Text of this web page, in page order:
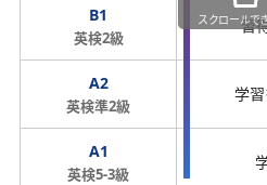
B1
英検2級
習
A2
英検準2級
学
A1
英検5-3級
スクロールで